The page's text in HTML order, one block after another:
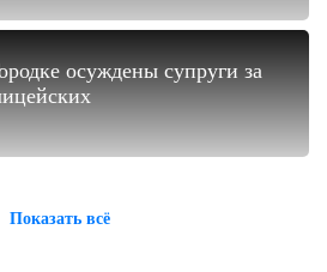
осуждены супруги за
Показать всё